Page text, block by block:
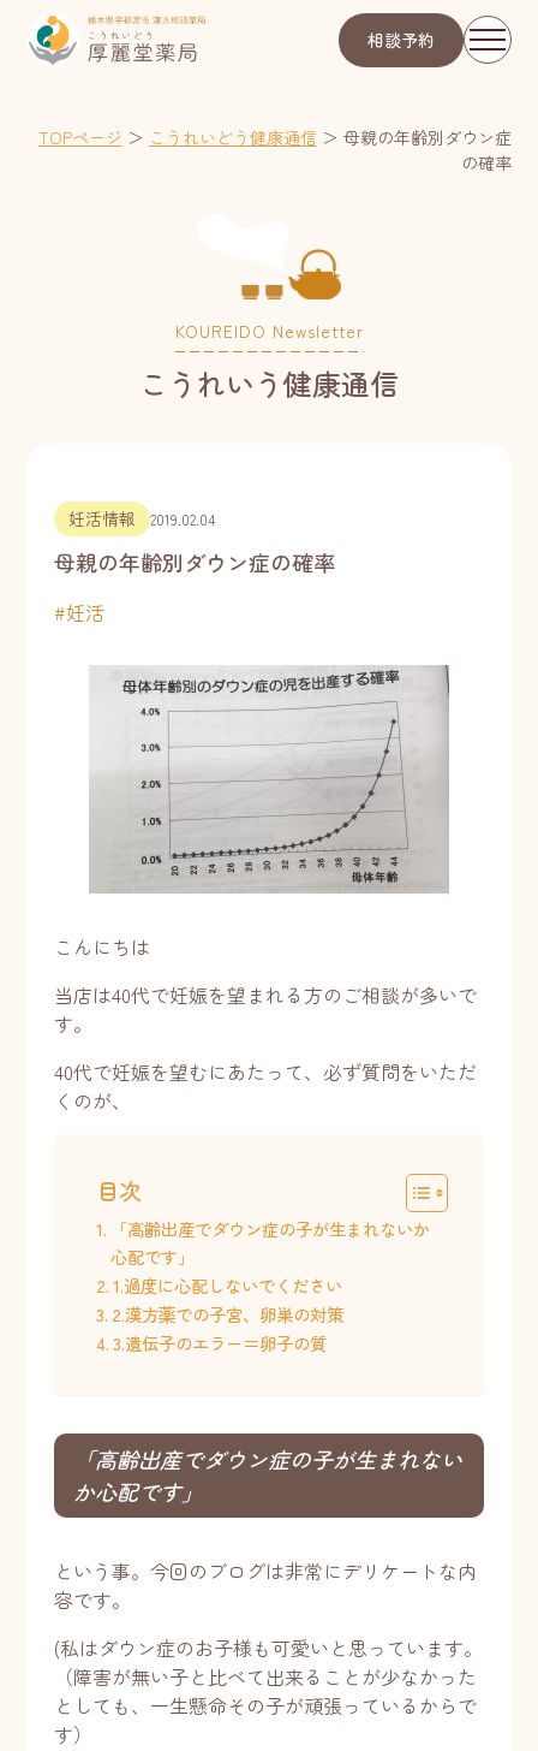
相談予約
TOPページ ＞ こうれいどう健康通信 ＞ 母親の年齢別ダウン症
の確率
KOUREIDO Newsletter
こうれいう健康通信
妊活情報 2019.02.04
母親の年齢別ダウン症の確率
#妊活
こんにちは
当店は40代で妊娠を望まれる方のご相談が多いで
す。
40代で妊娠を望むにあたって、必ず質問をいただ
くのが、
目次
「高齢出産でダウン症の子が生まれないか
心配です」
1.過度に心配しないでください
2.漢方薬での子宮、卵巣の対策
3.遺伝子のエラー＝卵子の質
「高齢出産でダウン症の子が生まれない
か心配です」
という事。今回のブログは非常にデリケートな内
容です。
(私はダウン症のお子様も可愛いと思っています。
（障害が無い子と比べて出来ることが少なかった
としても、一生懸命その子が頑張っているからで
す）